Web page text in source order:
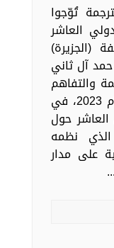
تُوّجوا
العاشر
(الجزيرة)
بن حمد آل ثاني
والتفاهم
الدولي في دورتها التاسعة لعام 2023، في
حول
الذي نظمه
على مدار